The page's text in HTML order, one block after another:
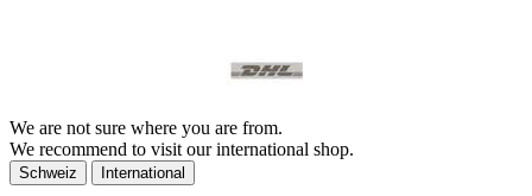
We are not sure where you are from.
We recommend to visit our international shop.
Schweiz International